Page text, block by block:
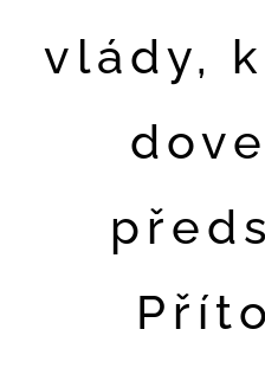
vlády,